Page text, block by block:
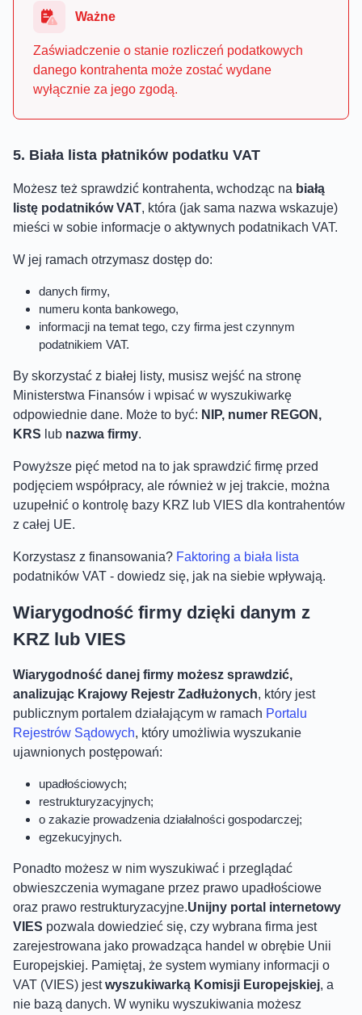
Ważne
Zaświadczenie o stanie rozliczeń podatkowych
danego kontrahenta może zostać wydane
wyłącznie za jego zgodą.
5. Biała lista płatników podatku VAT
Możesz też sprawdzić kontrahenta, wchodząc na białą
listę podatników VAT, która (jak sama nazwa wskazuje)
mieści w sobie informacje o aktywnych podatnikach VAT.
W jej ramach otrzymasz dostęp do:
danych firmy,
numeru konta bankowego,
informacji na temat tego, czy firma jest czynnym
podatnikiem VAT.
By skorzystać z białej listy, musisz wejść na stronę
Ministerstwa Finansów i wpisać w wyszukiwarkę
odpowiednie dane. Może to być: NIP, numer REGON,
KRS lub nazwa firmy.
Powyższe pięć metod na to jak sprawdzić firmę przed
podjęciem współpracy, ale również w jej trakcie, można
uzupełnić o kontrolę bazy KRZ lub VIES dla kontrahentów
z całej UE.
Korzystasz z finansowania? Faktoring a biała lista
podatników VAT - dowiedz się, jak na siebie wpływają.
Wiarygodność firmy dzięki danym z
KRZ lub VIES
Wiarygodność danej firmy możesz sprawdzić,
analizując Krajowy Rejestr Zadłużonych, który jest
publicznym portalem działającym w ramach Portalu
Rejestrów Sądowych, który umożliwia wyszukanie
ujawnionych postępowań:
upadłościowych;
restrukturyzacyjnych;
o zakazie prowadzenia działalności gospodarczej;
egzekucyjnych.
Ponadto możesz w nim wyszukiwać i przeglądać
obwieszczenia wymagane przez prawo upadłościowe
oraz prawo restrukturyzacyjne.Unijny portal internetowy
VIES pozwala dowiedzieć się, czy wybrana firma jest
zarejestrowana jako prowadząca handel w obrębie Unii
Europejskiej. Pamiętaj, że system wymiany informacji o
VAT (VIES) jestwyszukiwarką Komisji Europejskiej, a
nie bazą danych. W wyniku wyszukiwania możesz